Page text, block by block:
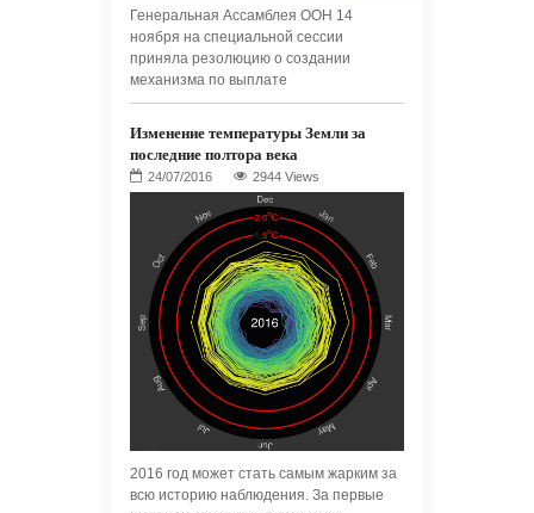
Генеральная Ассамблея ООН 14
ноября на специальной сессии
приняла резолюцию о создании
механизма по выплате
Изменение температуры Земли за
последние полтора века
2944 Views
2016 год может стать самым жарким за
всю историю наблюдения. За первые